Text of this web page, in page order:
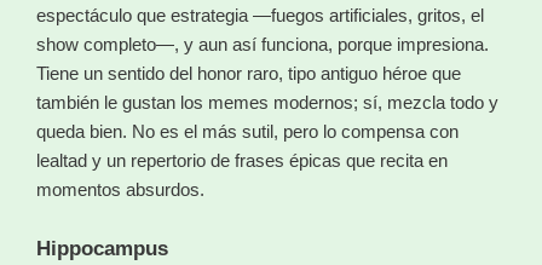
espectáculo que estrategia —fuegos artificiales, gritos, el
show completo—, y aun así funciona, porque impresiona.
Tiene un sentido del honor raro, tipo antiguo héroe que
también le gustan los memes modernos; sí, mezcla todo y
queda bien. No es el más sutil, pero lo compensa con
lealtad y un repertorio de frases épicas que recita en
momentos absurdos.
Hippocampus